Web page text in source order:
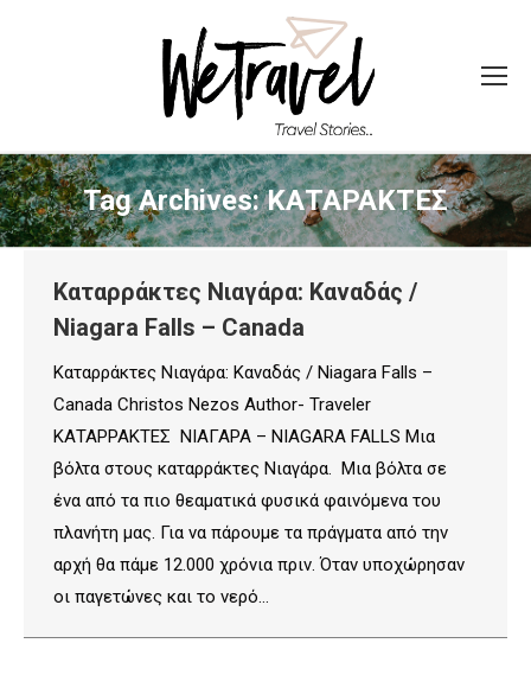
Tag Archives:ΚΑΤΑΡΑΚΤΕΣ
Καταρράκτες Νιαγάρα: Καναδάς /
Niagara Falls – Canada
Καταρράκτες Νιαγάρα: Καναδάς / Niagara Falls –
Canada Christos Nezos Author- Traveler
ΚΑΤΑΡΡΑΚΤΕΣ ΝΙΑΓΑΡΑ – NIAGARA FALLS Μια
βόλτα στους καταρράκτες Νιαγάρα. Mια βόλτα σε
ένα από τα πιο θεαματικά φυσικά φαινόμενα του
πλανήτη μας. Για να πάρουμε τα πράγματα από την
αρχή θα πάμε 12.000 χρόνια πριν. Όταν υποχώρησαν
οι παγετώνες και το νερό…